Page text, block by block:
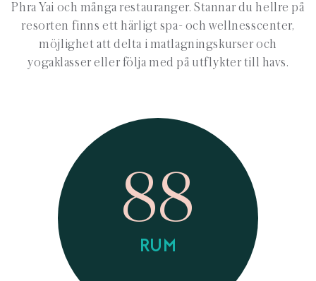
Phra Yai och många restauranger. Stannar du hellre på
resorten finns ett härligt spa- och wellnesscenter,
möjlighet att delta i matlagningskurser och
yogaklasser eller följa med på utflykter till havs.
88
RUM